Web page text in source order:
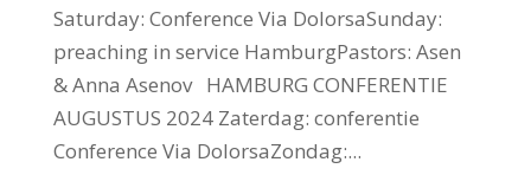
Saturday: Conference Via DolorsaSunday:
preaching in service HamburgPastors: Asen
& Anna Asenov HAMBURG CONFERENTIE
AUGUSTUS 2024 Zaterdag: conferentie
Conference Via DolorsaZondag:...